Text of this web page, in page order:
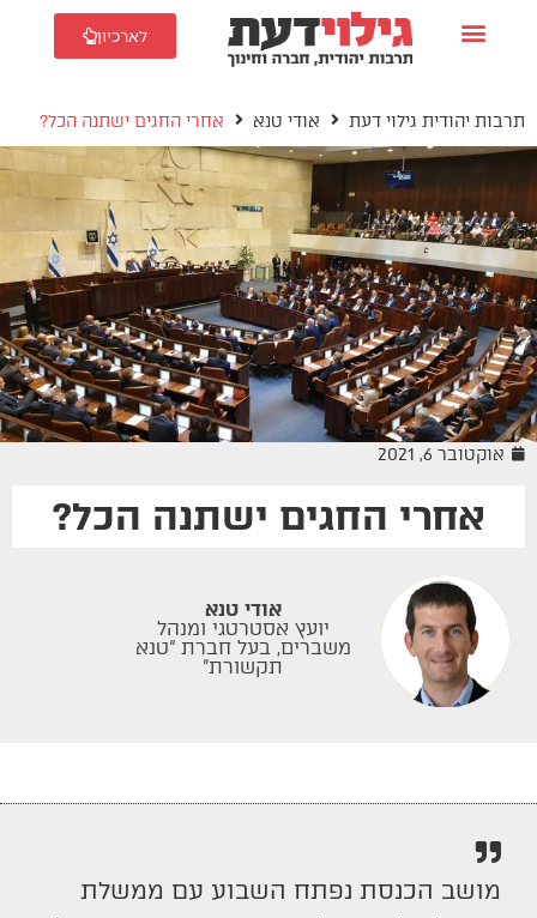
לארכיון
תרבות יהודית גילוי דעת אודי טנא אחרי החגים ישתנה הכל?
אוקטובר 6, 2021
אודי טנא
אחרי החגים ישתנה הכל?
אודי טנא
יועץ אסטרטגי ומנהל
משברים, בעל חברת “טנא
תקשורת”
מושב הכנסת נפתח השבוע עם ממשלת